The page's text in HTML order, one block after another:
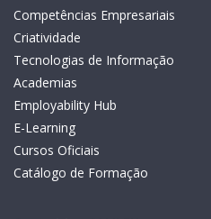
Competências Empresariais
Criatividade
Tecnologias de Informação
Academias
Employability Hub
E-Learning
Cursos Oficiais
Catálogo de Formação